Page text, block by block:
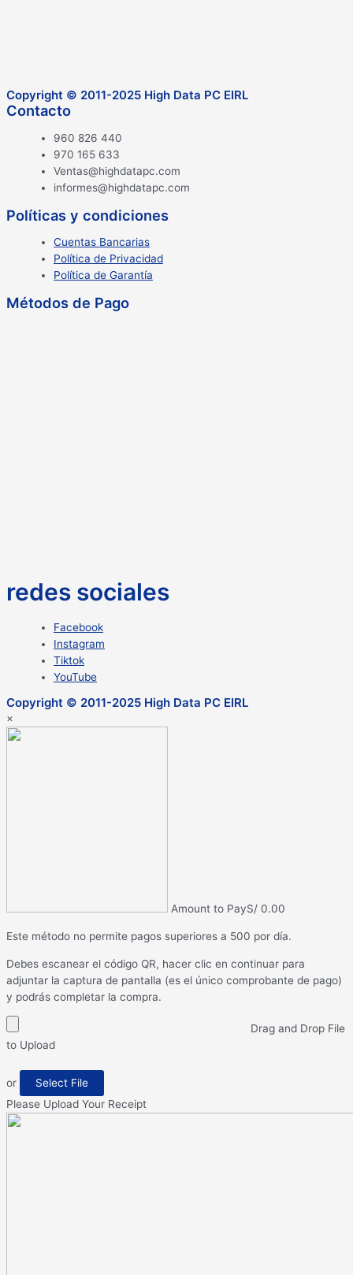
Copyright © 2011-2025 High Data PC EIRL
Contacto
960 826 440
970 165 633
Ventas@highdatapc.com
informes@highdatapc.com
Políticas y condiciones
Cuentas Bancarias
Política de Privacidad
Política de Garantía
Métodos de Pago
redes sociales
Facebook
Instagram
Tiktok
YouTube
Copyright © 2011-2025 High Data PC EIRL
×
Amount to PayS/ 0.00
Este método no permite pagos superiores a 500 por día.
Debes escanear el código QR, hacer clic en continuar para
adjuntar la captura de pantalla (es el único comprobante de pago)
y podrás completar la compra.
Drag and Drop File
to Upload
or
Select File
Please Upload Your Receipt